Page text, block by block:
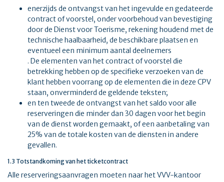
enerzijds de ontvangst van het ingevulde en gedateerde
contract of voorstel, onder voorbehoud van bevestiging
door de Dienst voor Toerisme, rekening houdend met de
technische haalbaarheid, de beschikbare plaatsen en
eventueel een minimum aantal deelnemers
. De elementen van het contract of voorstel die
betrekking hebben op de specifieke verzoeken van de
klant hebben voorrang op de elementen die in deze CPV
staan, onverminderd de geldende teksten;
en ten tweede de ontvangst van het saldo voor alle
reserveringen die minder dan 30 dagen voor het begin
van de dienst worden gemaakt, of een aanbetaling van
25% van de totale kosten van de diensten in andere
gevallen.
1.3 Totstandkoming van het ticketcontract
Alle reserveringsaanvragen moeten naar het VVV-kantoor